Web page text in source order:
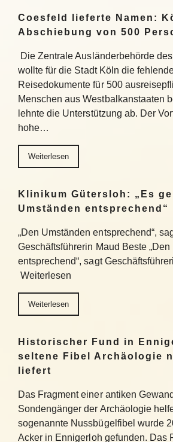
Coesfeld lieferte Namen:
Abschiebung von 500
Die Zentrale Ausländerbehörde
wollte für die Stadt Köln die
Reisedokumente für 500
Menschen aus Westbalkanstaaten
lehnte die Unterstützung ab. Der
hohe…
Weiterlesen
Klinikum Gütersloh: „Es
Umständen entsprechend“
„Den Umständen entsprechend“,
Geschäftsführerin Maud Beste „Den
entsprechend“, sagt
Weiterlesen
Weiterlesen
Historischer Fund in
seltene Fibel Archäologie
liefert
Das Fragment einer antiken
Sondengänger der Archäologie
sogenannte Nussbügelfibel wurde
Acker in Ennigerloh gefunden. Das